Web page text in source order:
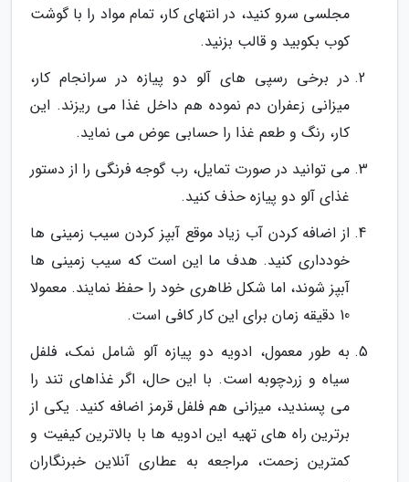
مجلسی سرو کنید، در انتهای کار، تمام مواد را با گوشت
کوب بکوبید و قالب بزنید.
در برخی رسپی های آلو دو پیازه در سرانجام کار،
میزانی زعفران دم نموده هم داخل غذا می ریزند. این
کار، رنگ و طعم غذا را حسابی عوض می نماید.
می توانید در صورت تمایل، رب گوجه فرنگی را از دستور
غذای آلو دو پیازه حذف کنید.
از اضافه کردن آب زیاد موقع آبپز کردن سیب زمینی ها
خودداری کنید. هدف ما این است که سیب زمینی ها
آبپز شوند، اما شکل ظاهری خود را حفظ نمایند. معمولا
10 دقیقه زمان برای این کار کافی است.
به طور معمول، ادویه دو پیازه آلو شامل نمک، فلفل
سیاه و زردچوبه است. با این حال، اگر غذاهای تند را
می پسندید، میزانی هم فلفل قرمز اضافه کنید. یکی از
برترین راه های تهیه این ادویه ها با بالاترین کیفیت و
کمترین زحمت، مراجعه به عطاری آنلاین خبرنگاران